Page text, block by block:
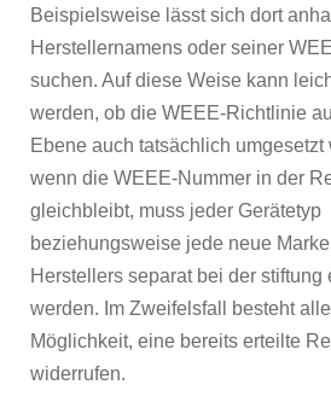
Beispielsweise lässt sich dort
Herstellernamens oder seiner
suchen. Auf diese Weise kann
werden, ob die WEEE-Richtlinie
Ebene auch tatsächlich umgesetzt
wenn die WEEE-Nummer in der
gleichbleibt, muss jeder Gerätetyp
beziehungsweise jede neue
Herstellers separat bei der stiftung
werden. Im Zweifelsfall besteht
Möglichkeit, eine bereits erteilte
widerrufen.